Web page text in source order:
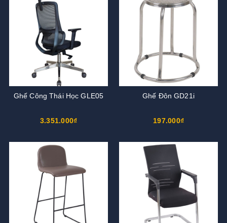
Ghế Công Thái Học GLE05
3.351.000₫
Ghế Đôn GD21i
197.000₫